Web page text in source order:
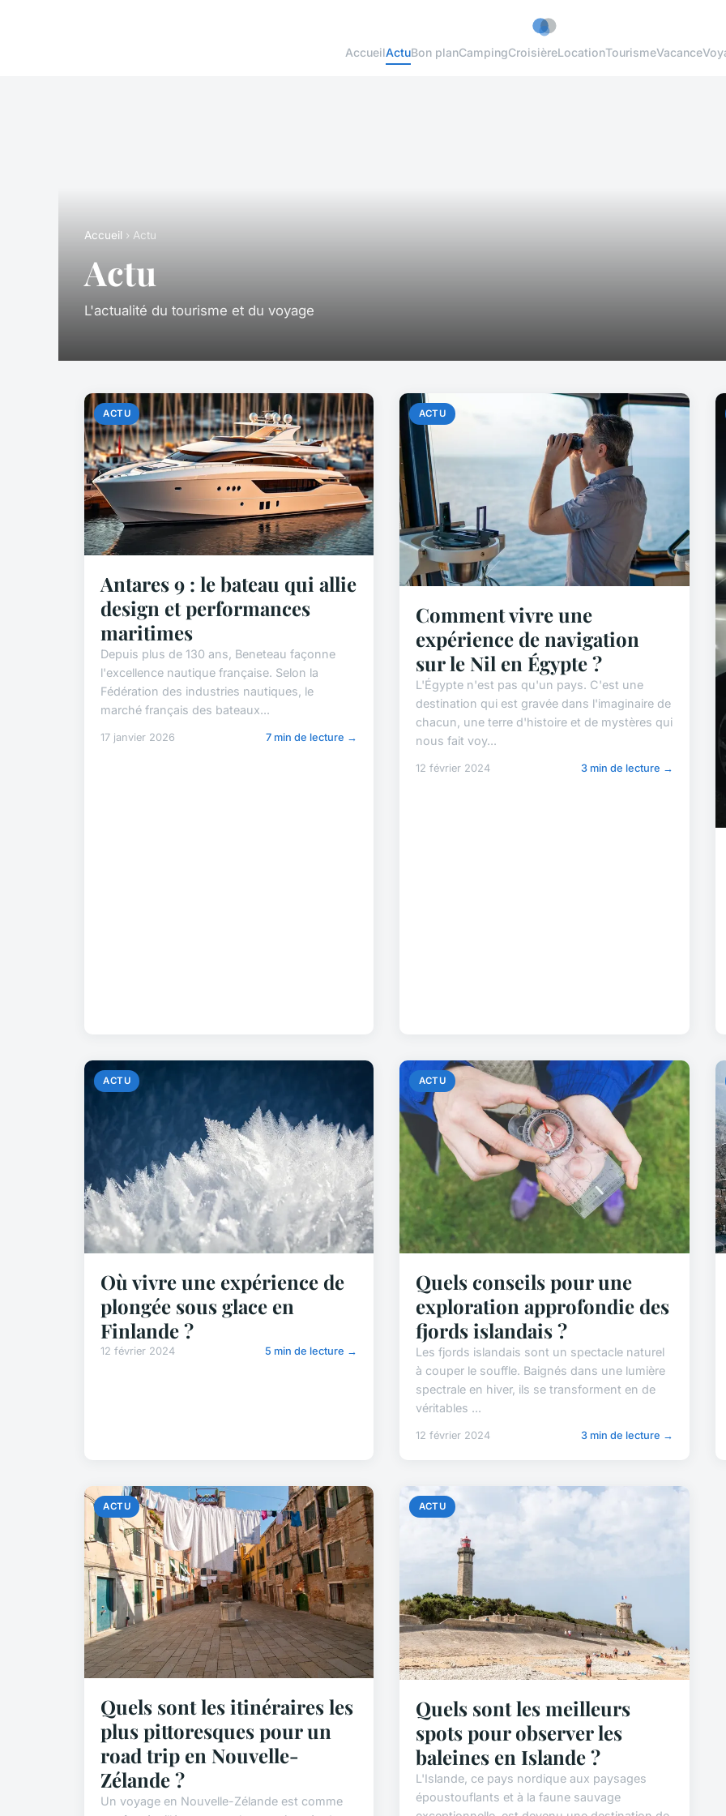
AccueilActuBon planCampingCroisièreLocationTourismeVacance
Accueil › Actu
Actu
L'actualité du tourisme et du voyage
ACTU
Antares 9 : le bateau qui allie
design et performances
maritimes
Depuis plus de 130 ans, Beneteau façonne
l'excellence nautique française. Selon la
Fédération des industries nautiques, le
marché français des bateaux...
17 janvier 2026 7 min de lecture →
ACTU
Comment vivre une
expérience de navigation
sur le Nil en Égypte ?
L'Égypte n'est pas qu'un pays. C'est une
destination qui est gravée dans l'imaginaire de
chacun, une terre d'histoire et de mystères qui
nous fait voy...
12 février 2024 3 min de lecture →
ACTU
Où vivre une expérience de
plongée sous glace en
Finlande ?
12 février 2024 5 min de lecture →
ACTU
Quels conseils pour une
exploration approfondie des
fjords islandais ?
Les fjords islandais sont un spectacle naturel
à couper le souffle. Baignés dans une lumière
spectrale en hiver, ils se transforment en de
véritables ...
12 février 2024 3 min de lecture →
ACTU
Quels sont les itinéraires les
plus pittoresques pour un
road trip en Nouvelle-
Zélande ?
Un voyage en Nouvelle-Zélande est comme
ACTU
Quels sont les meilleurs
spots pour observer les
baleines en Islande ?
L'Islande, ce pays nordique aux paysages
époustouflants et à la faune sauvage